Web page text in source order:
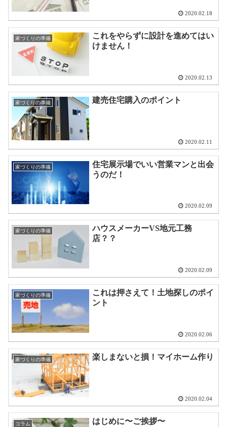
2020.02.18
家づくりの準備
これをやらずに設計を進めてはい
けません！
2020.02.13
家づくりの準備 建売住宅購入のポイント
2020.02.11
家づくりの準備
住宅展示場でいい営業マンと出会
うのだ！
2020.02.09
家づくりの準備
ハウスメーカーVS地元工務
店？？
2020.02.09
家づくりの準備
これは押さえて！土地探しのポイ
ント
2020.02.06
家づくりの準備 楽しまないと損！マイホーム作り
2020.02.04
コラム はじめに〜ご挨拶〜